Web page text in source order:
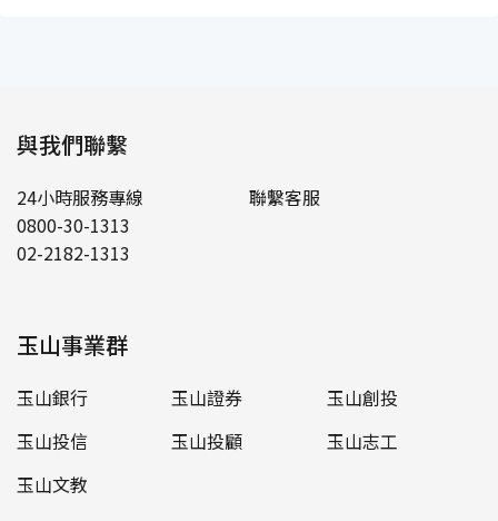
與我們聯繫
24小時服務專線
0800-30-1313
02-2182-1313
聯繫客服
玉山事業群
玉山銀行 玉山證券
玉山創投
玉山投信
玉山投顧
玉山志工
玉山文教